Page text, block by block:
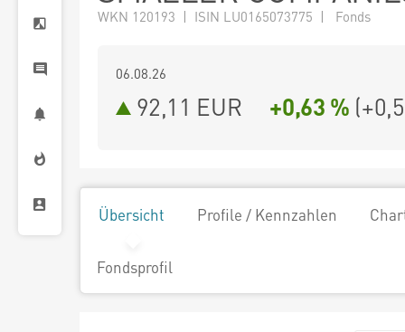
WKN 120193 | ISIN LU0165073775 | Fonds
06.08.26
92,11 EUR +0,63 % (
Übersicht Profile / Kennzahlen
Fondsprofil